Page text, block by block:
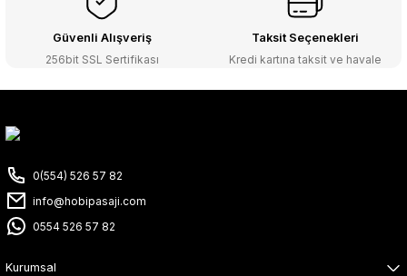
Güvenli Alışveriş
256bit SSL Sertifikası
Taksit Seçenekleri
Kredi kartına taksit ve havale
0(554) 526 57 82
info@hobipasaji.com
0554 526 57 82
Kurumsal